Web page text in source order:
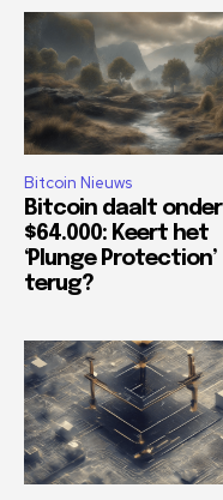
Bitcoin Nieuws
Bitcoin daalt onder
$64.000: Keert het
‘Plunge Protection’
terug?